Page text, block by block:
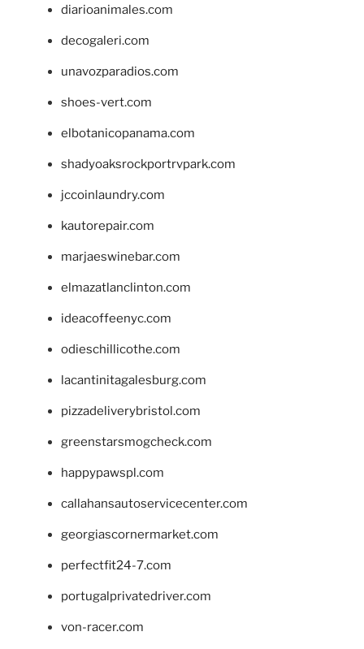
diarioanimales.com
decogaleri.com
unavozparadios.com
shoes-vert.com
elbotanicopanama.com
shadyoaksrockportrvpark.com
jccoinlaundry.com
kautorepair.com
marjaeswinebar.com
elmazatlanclinton.com
ideacoffeenyc.com
odieschillicothe.com
lacantinitagalesburg.com
pizzadeliverybristol.com
greenstarsmogcheck.com
happypawspl.com
callahansautoservicecenter.com
georgiascornermarket.com
perfectfit24-7.com
portugalprivatedriver.com
von-racer.com